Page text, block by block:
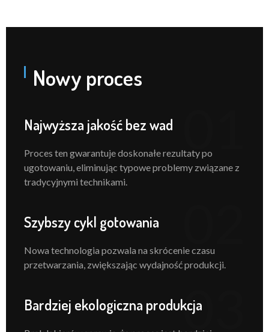
Nowy proces
Najwyższa jakość bez wad
Proces ten gwarantuje doskonałe rezultaty po
ugotowaniu, eliminując typowe problemy związane z
tradycyjnymi technikami.
Szybszy cykl gotowania
Nowa technologia pozwala na skrócenie czasu
przetwarzania, zwiększając wydajność produkcji.
Bardziej ekologiczna produkcja
03